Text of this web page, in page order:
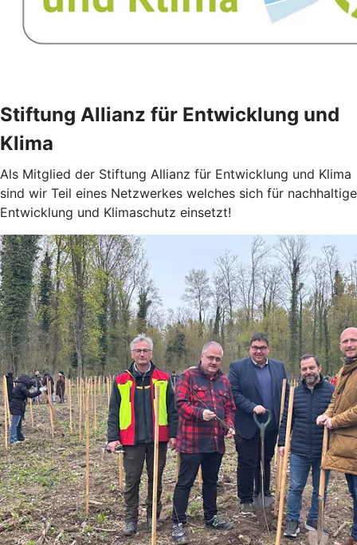
Stiftung Allianz für Entwicklung und
Klima
Als Mitglied der Stiftung Allianz für Entwicklung und Klima
sind wir Teil eines Netzwerkes welches sich für nachhaltige
Entwicklung und Klimaschutz einsetzt!